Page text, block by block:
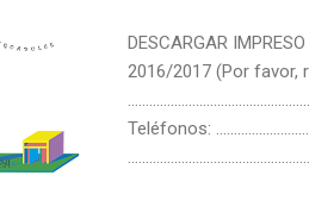
DESCARGAR
2016/2017 (Por favor,
Teléfonos: